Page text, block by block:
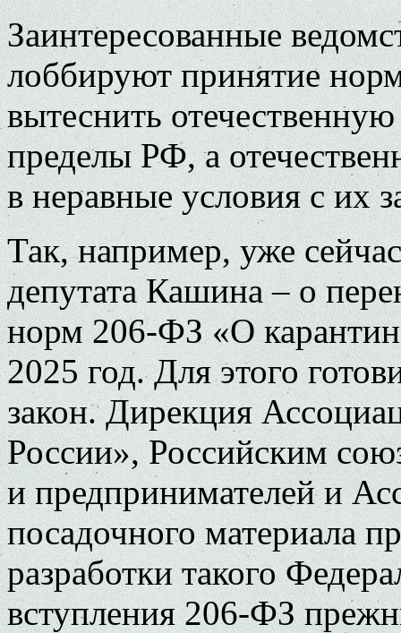
Заинтересованные
лоббируют принятие
вытеснить
пределы РФ, а
в неравные условия с их
Так, например, уже
депутата Кашина – о
норм 206-ФЗ «О
2025 год. Для этого
закон. Дирекция
России», Российским
и предпринимателей и
посадочного материала
разработки такого
вступления 206-ФЗ